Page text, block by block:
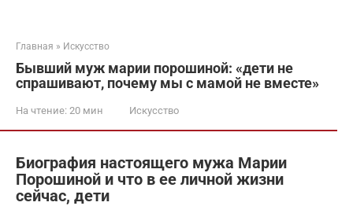
Главная » Искусство
Бывший муж марии порошиной: «дети не
спрашивают, почему мы с мамой не вместе»
На чтение: 20 мин Искусство
Биография настоящего мужа Марии
Порошиной и что в ее личной жизни
сейчас, дети